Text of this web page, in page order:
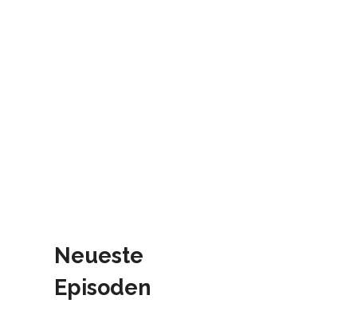
Neueste
Episoden